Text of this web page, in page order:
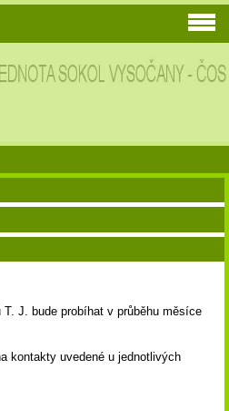
T. J. bude probíhat v průběhu měsíce
kontakty uvedené u jednotlivých